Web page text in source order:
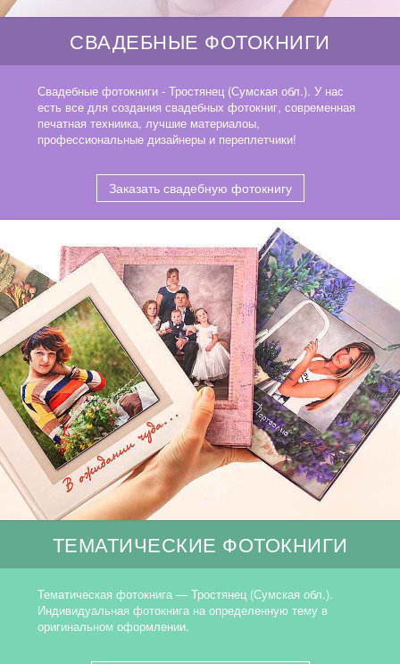
СВАДЕБНЫЕ ФОТОКНИГИ
Свадебные фотокниги - Тростянец (Сумская обл.). У нас
есть все для создания свадебных фотокниг, современная
печатная техниика, лучшие материалоы,
профессиональные дизайнеры и переплетчики!
Заказать свадебную фотокнигу
ТЕМАТИЧЕСКИЕ ФОТОКНИГИ
Тематическая фотокнига — Тростянец (Сумская обл.).
Индивидуальная фотокнига на определенную тему в
оригинальном оформлении.